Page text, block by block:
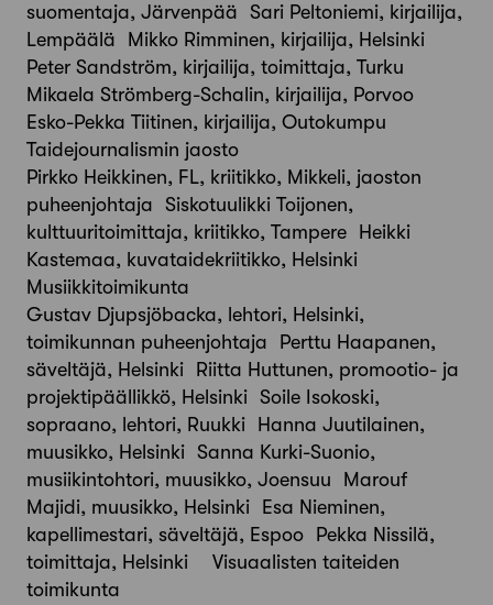
suomentaja, Järvenpää Sari Peltoniemi, kirjailija,
Lempäälä Mikko Rimminen, kirjailija, Helsinki
Peter Sandström, kirjailija, toimittaja, Turku
Mikaela Strömberg-Schalin, kirjailija, Porvoo
Esko-Pekka Tiitinen, kirjailija, Outokumpu
Taidejournalismin jaosto
Pirkko Heikkinen, FL, kriitikko, Mikkeli, jaoston
puheenjohtaja Siskotuulikki Toijonen,
kulttuuritoimittaja, kriitikko, Tampere Heikki
Kastemaa, kuvataidekriitikko, Helsinki
Musiikkitoimikunta
Gustav Djupsjöbacka, lehtori, Helsinki,
toimikunnan puheenjohtaja Perttu Haapanen,
säveltäjä, Helsinki Riitta Huttunen, promootio- ja
projektipäällikkö, Helsinki Soile Isokoski,
sopraano, lehtori, Ruukki Hanna Juutilainen,
muusikko, Helsinki Sanna Kurki-Suonio,
musiikintohtori, muusikko, Joensuu Marouf
Majidi, muusikko, Helsinki Esa Nieminen,
kapellimestari, säveltäjä, Espoo Pekka Nissilä,
toimittaja, Helsinki Visuaalisten taiteiden
toimikunta